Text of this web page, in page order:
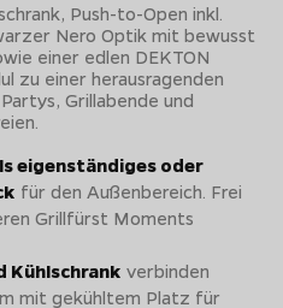
Push-to-Open inkl.
Nero Optik mit bewusst
einer edlen DEKTON
zu einer herausragenden
Grillabende und
eigenständiges oder
für den Außenbereich. Frei
Grillfürst Moments
Kühlschrank verbinden
mit gekühltem Platz für